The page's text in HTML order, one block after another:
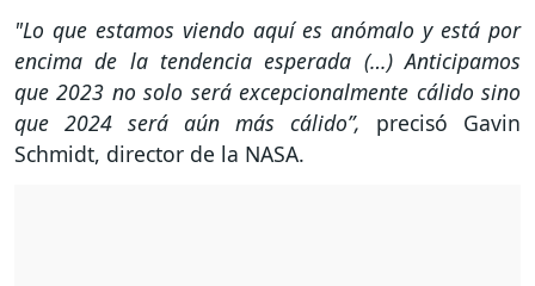
"Lo que estamos viendo aquí es anómalo y está por
encima de la tendencia esperada (…) Anticipamos
que 2023 no solo será excepcionalmente cálido sino
que 2024 será aún más cálido”, precisó Gavin
Schmidt, director de la NASA.